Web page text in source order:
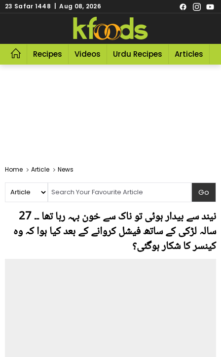
23 Safar 1448 | Aug 08, 2026
Recipes Videos Urdu Recipes Articles
Home Article News
نیند سے بیدار ہوئی تو ناک سے خون بہہ رہا تھا ۔۔ 27
سالہ لڑکی کے ساتھ فیشل کروانے کے بعد کیا ہوا کہ وہ
کینسر کا شکار ہوگئی؟